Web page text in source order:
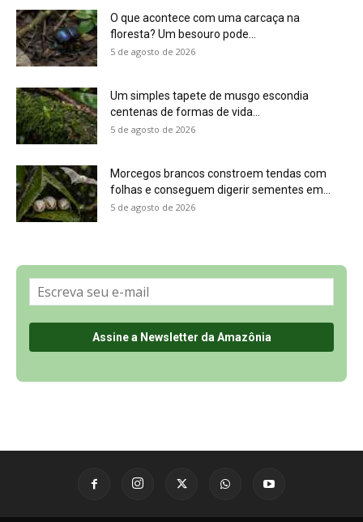
Política de Privacidade, LGPD e RGPD
Últimas Notícias
🌎 Español
©